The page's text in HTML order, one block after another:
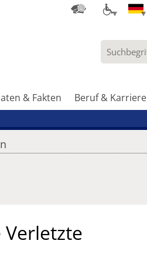
& Fakten Beruf & Karriere